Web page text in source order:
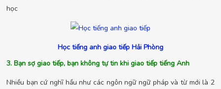
học
Học tiếng anh giao tiếp Hải Phòng
3. Bạn sợ giao tiếp, bạn không tự tin khi giao tiếp tiếng Anh
Nhiều bạn cứ nghĩ hầu như các ngôn ngữ ngữ pháp và từ mới là 2